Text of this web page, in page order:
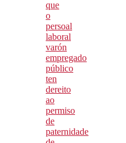
que
o
persoal
laboral
varón
empregado
público
ten
dereito
ao
permiso
de
paternidade